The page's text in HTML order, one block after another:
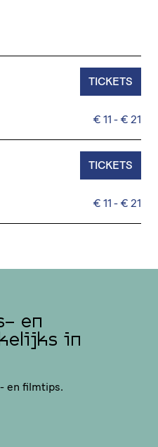
€ 11 - € 21
TICKETS
€ 11 - € 21
TICKETS
en
in
en filmtips.